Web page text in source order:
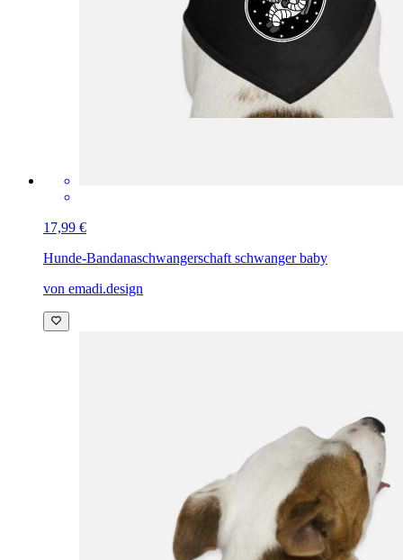
17,99 €
Hunde-Bandanaschwangerschaft schwanger baby
von emadi.design